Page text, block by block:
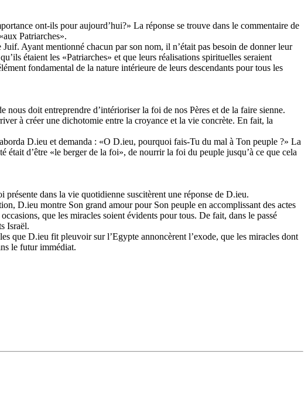
ont-ils pour aujourd’hui?» La réponse se trouve dans le commentaire de
Patriarches».
Ayant mentionné chacun par son nom, il n’était pas besoin de donner leur
étaient les «Patriarches» et que leurs réalisations spirituelles seraient
fondamental de la nature intérieure de leurs descendants pour tous les
nous doit entreprendre d’intérioriser la foi de nos Pères et de la faire sienne.
à créer une dichotomie entre la croyance et la vie concrète. En fait, la
D.ieu et demanda : «O D.ieu, pourquoi fais-Tu du mal à Ton peuple ?» La
d’être «le berger de la foi», de nourrir la foi du peuple jusqu’à ce que cela
dans la vie quotidienne suscitèrent une réponse de D.ieu.
D.ieu montre Son grand amour pour Son peuple en accomplissant des actes
que les miracles soient évidents pour tous. De fait, dans le passé
Israël.
que D.ieu fit pleuvoir sur l’Egypte annoncèrent l’exode, que les miracles dont
le futur immédiat.